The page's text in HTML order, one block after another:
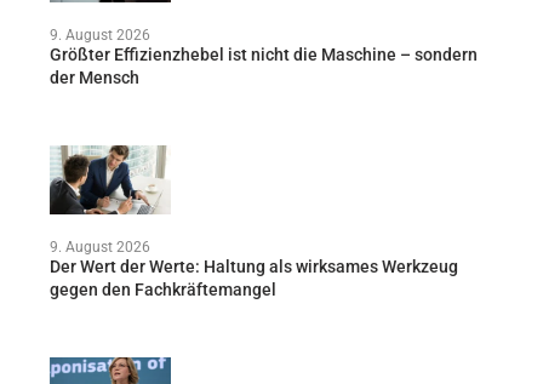
9. August 2026
Größter Effizienzhebel ist nicht die Maschine – sondern
der Mensch
9. August 2026
Der Wert der Werte: Haltung als wirksames Werkzeug
gegen den Fachkräftemangel